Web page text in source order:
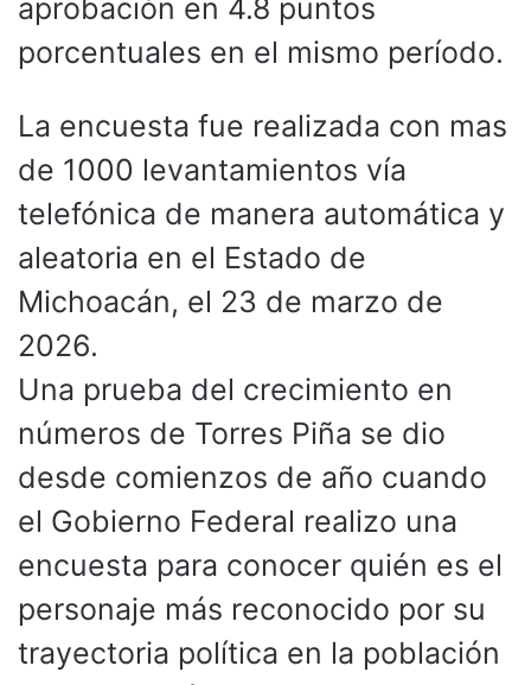
aprobación en 4.8 puntos
porcentuales en el mismo período.
La encuesta fue realizada con mas
de 1000 levantamientos vía
telefónica de manera automática y
aleatoria en el Estado de
Michoacán, el 23 de marzo de
2026.
Una prueba del crecimiento en
números de Torres Piña se dio
desde comienzos de año cuando
el Gobierno Federal realizo una
encuesta para conocer quién es el
personaje más reconocido por su
trayectoria política en la población